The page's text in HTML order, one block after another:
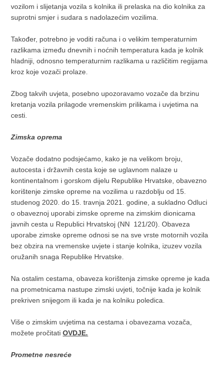
vozilom i slijetanja vozila s kolnika ili prelaska na dio kolnika za
suprotni smjer i sudara s nadolazećim vozilima.
Također, potrebno je voditi računa i o velikim temperaturnim
razlikama između dnevnih i noćnih temperatura kada je kolnik
hladniji, odnosno temperaturnim razlikama u različitim regijama
kroz koje vozači prolaze.
Zbog takvih uvjeta, posebno upozoravamo vozače da brzinu
kretanja vozila prilagode vremenskim prilikama i uvjetima na
cesti.
Zimska oprema
Vozače dodatno podsjećamo, kako je na velikom broju,
autocesta i državnih cesta koje se uglavnom nalaze u
kontinentalnom i gorskom dijelu Republike Hrvatske, obavezno
korištenje zimske opreme na vozilima u razdoblju od 15.
studenog 2020. do 15. travnja 2021. godine, a sukladno Odluci
o obaveznoj uporabi zimske opreme na zimskim dionicama
javnih cesta u Republici Hrvatskoj (NN 121/20). Obaveza
uporabe zimske opreme odnosi se na sve vrste motornih vozila
bez obzira na vremenske uvjete i stanje kolnika, izuzev vozila
oružanih snaga Republike Hrvatske.
Na ostalim cestama, obaveza korištenja zimske opreme je kada
na prometnicama nastupe zimski uvjeti, točnije kada je kolnik
prekriven snijegom ili kada je na kolniku poledica.
Više o zimskim uvjetima na cestama i obavezama vozača,
možete pročitatiOVDJE.
Prometne nesreće